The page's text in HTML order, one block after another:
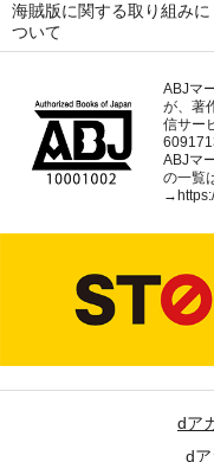
海賊版に関する取り組みに
ついて
ABJマ
が、著
信サー
ABJマ
の一覧
→
dア
d